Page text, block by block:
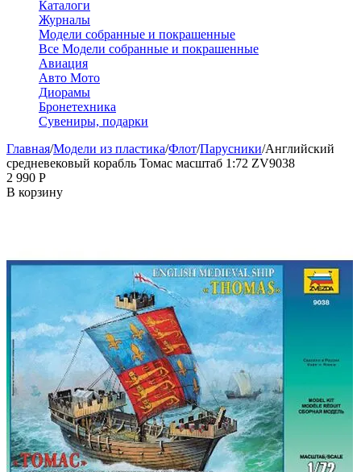
Каталоги
Журналы
Модели собранные и покрашенные
Все Модели собранные и покрашенные
Авиация
Авто Мото
Диорамы
Бронетехника
Сувениры, подарки
Главная/Модели из пластика/Флот/Парусники/Английский
средневековый корабль Томас масштаб 1:72 ZV9038
2 990 Р
В корзину